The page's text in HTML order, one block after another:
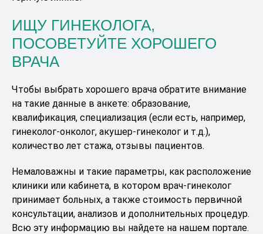
ИЩУ ГИНЕКОЛОГА,
ПОСОВЕТУЙТЕ ХОРОШЕГО
ВРАЧА
Чтобы выбрать хорошего врача обратите внимание
на такие данные в анкете: образование,
квалификация, специализация (если есть, например,
гинеколог-онколог, акушер-гинеколог и т.д.),
количество лет стажа, отзывы пациентов.
Немаловажны и такие параметры, как расположение
клиники или кабинета, в котором врач-гинеколог
принимает больных, а также стоимость первичной
консультации, анализов и дополнительных процедур.
Всю эту информацию вы найдете на нашем портале.